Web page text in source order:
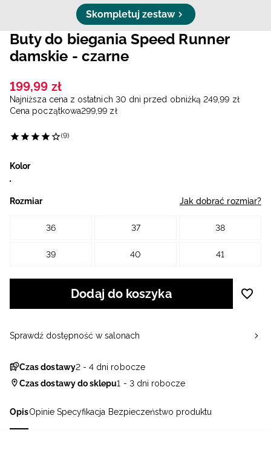
Skompletuj zestaw
OpisOpinie Specyfikacja Bezpieczeństwo produktu
Buty do biegania Speed Runner
damskie - czarne
199,99 zł
Najniższa cena z ostatnich 30 dni przed obniżką 249,99 zł
Cena początkowa299,99 zł
(9)
Kolor
Rozmiar Jak dobrać rozmiar?
36 37 38
39 40 41
Dodaj do koszyka
Czas dostawy2 - 4 dni robocze
Czas dostawy do sklepu1 - 3 dni robocze
Sprawdź dostępność w salonach